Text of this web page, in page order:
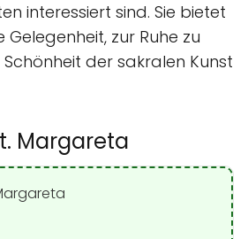
interessiert sind. Sie bietet
zur Ruhe zu
der sakralen Kunst
Margareta